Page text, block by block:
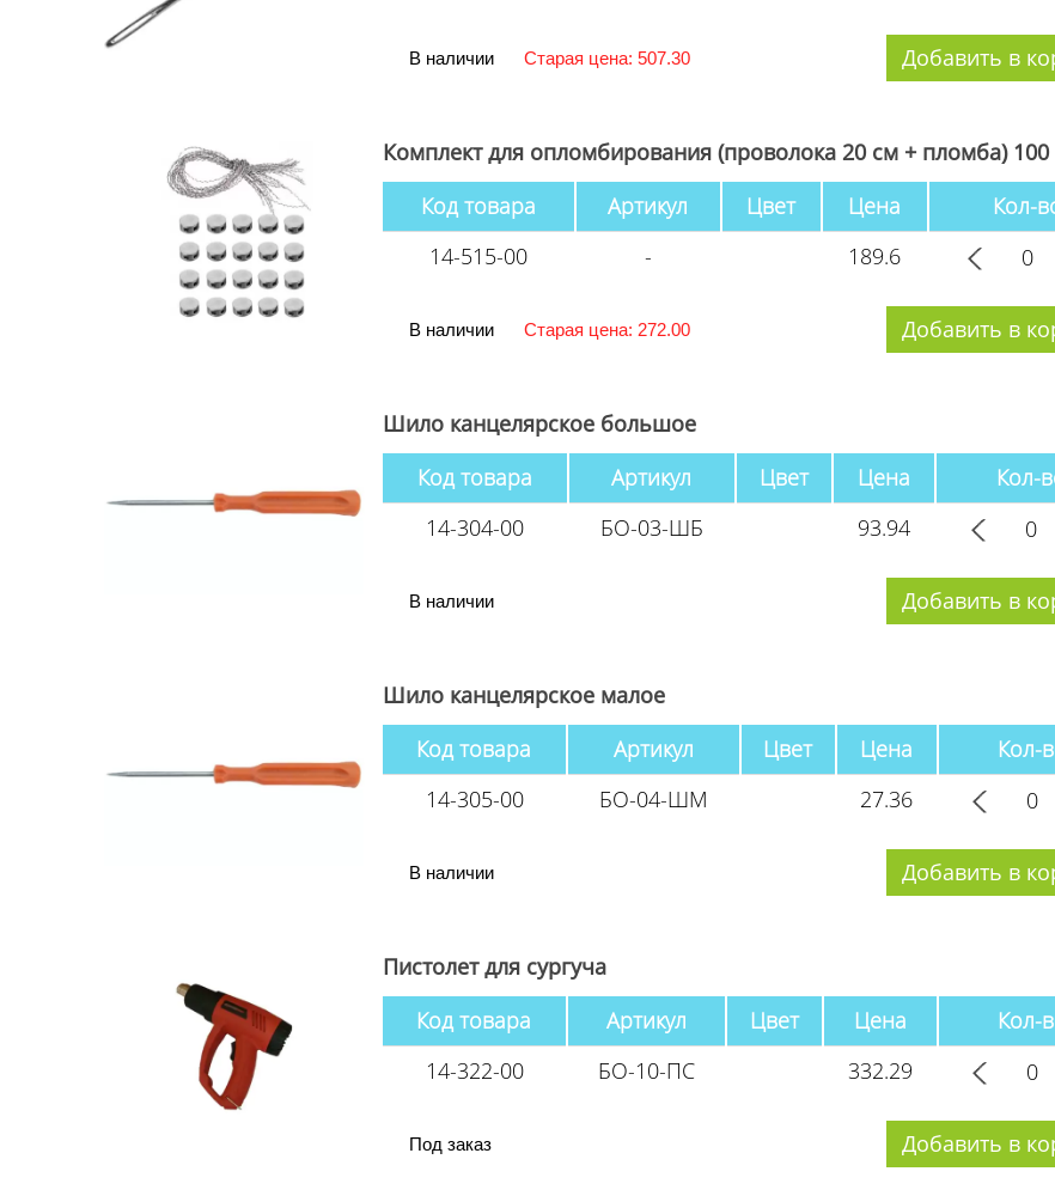
В наличии Старая цена: 507.30
Комплект для опломбирования (проволока 20 см + пломба)
Код товара
Артикул Цвет Цена
Кол-
14-515-00
- 189.6
В наличии Старая цена: 272.00
Шило канцелярское большое
Код товара
Артикул Цвет Цена
Кол-
14-304-00
БО-03-ШБ 93.94
В наличии
Шило канцелярское малое
Код товара
Артикул Цвет Цена
Кол-
14-305-00
БО-04-ШМ 27.36
В наличии
Пистолет для сургуча
Код товара
Артикул Цвет Цена
Кол-
14-322-00
БО-10-ПС 332.29
Под заказ